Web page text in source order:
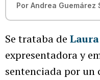
Por Andrea Guemárez
Se trataba de
expresentadora y
sentenciada por un